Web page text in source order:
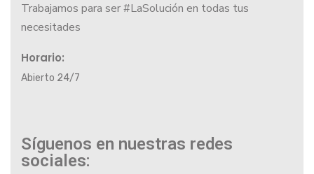
Trabajamos para ser #LaSolución en todas tus
necesitades
Horario:
Abierto 24/7
Síguenos en nuestras redes
sociales: